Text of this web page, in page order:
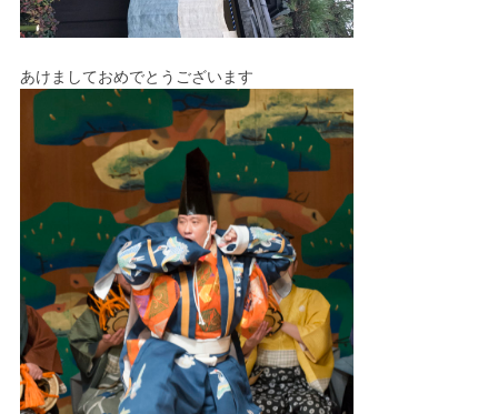
あけましておめでとうございます